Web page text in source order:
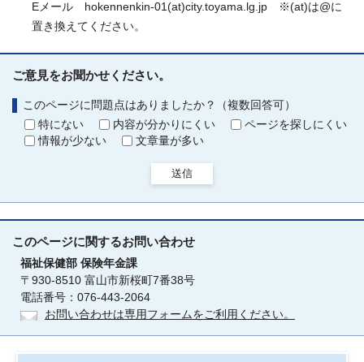
Eメール hokennenkin-01(at)city.toyama.lg.jp ※(at)は@に
置き換えてください。
ご意見をお聞かせください。
このページに問題点はありましたか？（複数回答可）
特にない
内容が分かりにくい
ページを探しにくい
情報が少ない
文章量が多い
送信
このページに関するお問い合わせ
福祉保健部 保険年金課
〒930-8510 富山市新桜町7番38号
電話番号：076-443-2064
お問い合わせは専用フォームをご利用ください。